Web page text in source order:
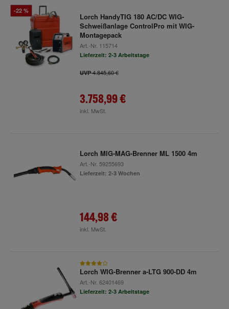
-22 %
Lorch HandyTIG 180 AC/DC WIG-
Schweißanlage ControlPro mit WIG-
Montagepack
Art.-Nr. 115714
Lieferzeit: 2-3 Arbeitstage
UVP4.845,60 €
3.758,99 €
inkl. MwSt.
Lorch MIG-MAG-Brenner ML 1500 4m
Art.-Nr. 59255693
Lieferzeit: 2-3 Wochen
144,98 €
inkl. MwSt.
Lorch WIG-Brenner a-LTG 900-DD 4m
Art.-Nr. 62401469
Lieferzeit: 2-3 Arbeitstage